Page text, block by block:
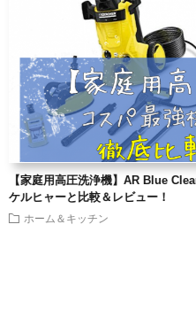
【家庭用高圧洗浄機】AR Blue
ケルヒャーと比較＆レビュー！
ホーム＆キッチン